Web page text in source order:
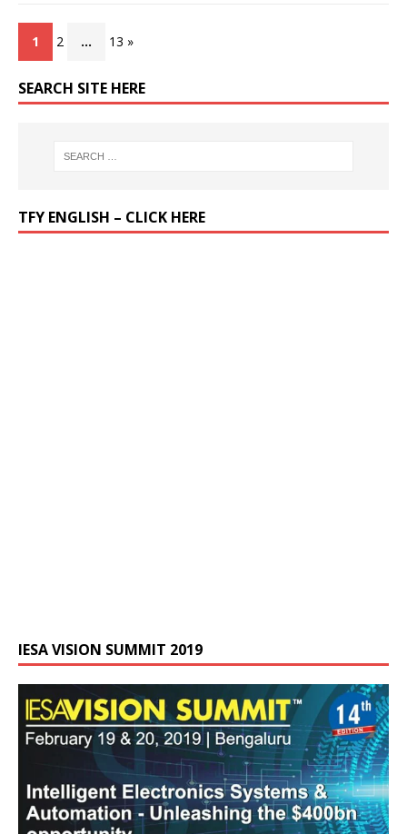
1 2 … 13 »
SEARCH SITE HERE
TFY ENGLISH – CLICK HERE
IESA VISION SUMMIT 2019